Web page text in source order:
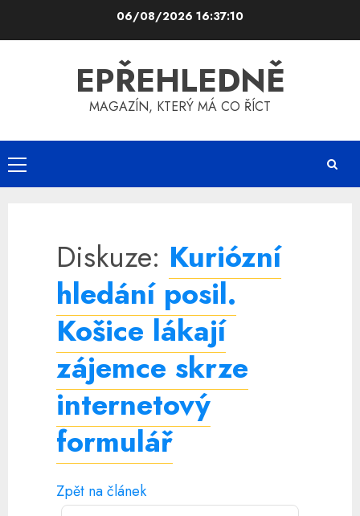
06/08/2026 16:37:10
EPŘEHLEDNĚ
MAGAZÍN, KTERÝ MÁ CO ŘÍCT
Primary
Menu
Diskuze: Kuriózní
hledání posil.
Košice lákají
zájemce skrze
internetový
formulář
Zpět na článek